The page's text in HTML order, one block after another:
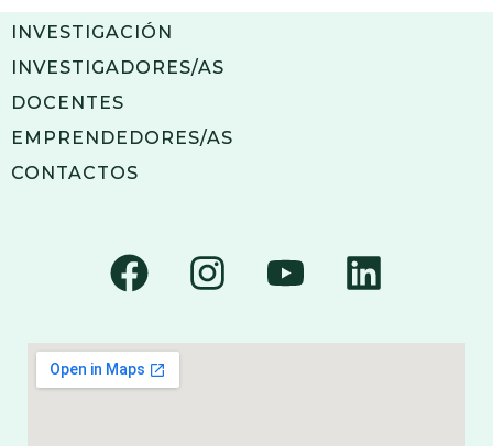
INVESTIGACIÓN
INVESTIGADORES/AS
DOCENTES
EMPRENDEDORES/AS
CONTACTOS